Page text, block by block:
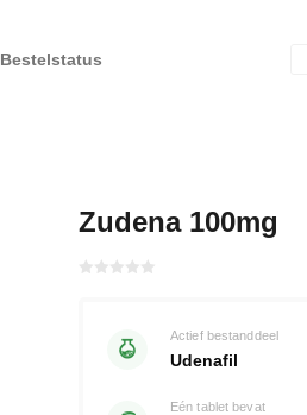
Bestelstatus
Zudena 100mg
Actief bestanddeel
Udenafil
Eén tablet bevat